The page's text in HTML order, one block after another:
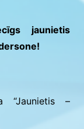
jaunietis
“Jaunietis –